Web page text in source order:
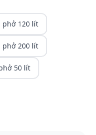
phở 120 lít
phở 200 lít
50 lít